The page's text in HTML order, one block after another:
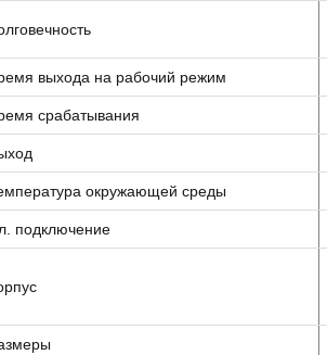
выхода на рабочий режим
срабатывания
окружающей среды
подключение